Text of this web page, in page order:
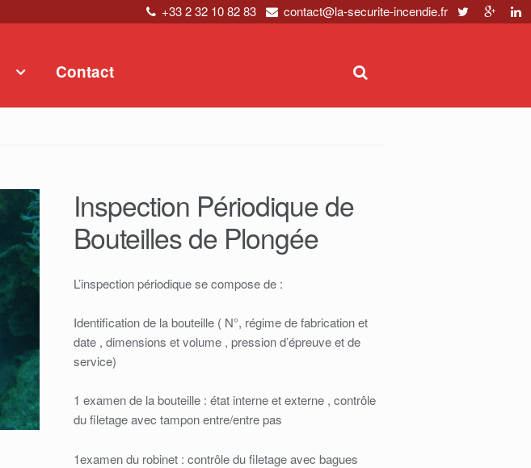
+33 2 32 10 82 83 contact@la-securite-incendie.fr
Contact
Inspection Périodique de
Bouteilles de Plongée
L’inspection périodique se compose de :
Identification de la bouteille ( N°, régime de fabrication et
date , dimensions et volume , pression d’épreuve et de
service)
1 examen de la bouteille : état interne et externe , contrôle
du filetage avec tampon entre/entre pas
1examen du robinet : contrôle du filetage avec bagues